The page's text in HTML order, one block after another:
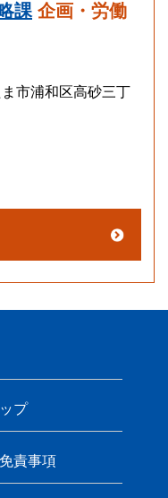
課企画・労働
市浦和区高砂三丁
プ
責事項